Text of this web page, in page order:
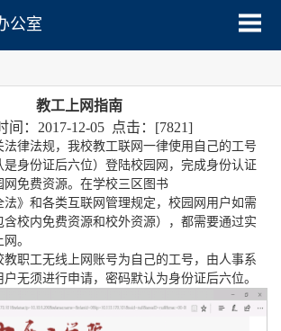
公室
教工上网指南
间：2017-12-05 点击：[7821]
法律法规，我校教工联网一律使用自己的工号
身份证后六位）登陆校园网，完成身份认证
网免费资源。在学校三区图书
法》和各类互联网管理规定，校园网用户如需
校内免费资源和校外资源），都需要通过实
。
教职工无线上网账号为自己的工号，由人事系
无须进行申请，密码默认为身份证后六位。